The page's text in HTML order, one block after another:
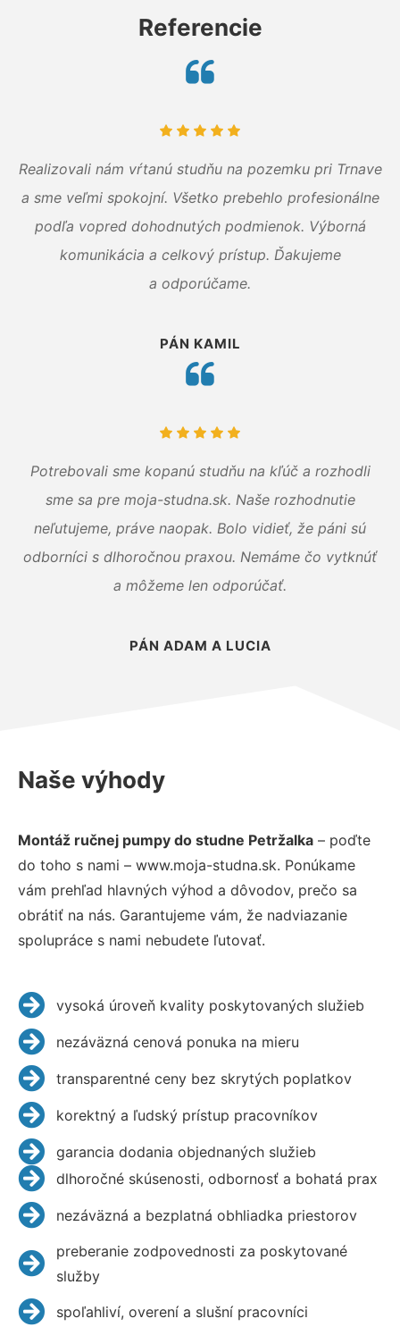
Referencie
Realizovali nám vŕtanú studňu na pozemku pri Trnave
a sme veľmi spokojní. Všetko prebehlo profesionálne
podľa vopred dohodnutých podmienok. Výborná
komunikácia a celkový prístup. Ďakujeme
a odporúčame.
PÁN KAMIL
Potrebovali sme kopanú studňu na kľúč a rozhodli
sme sa pre moja-studna.sk. Naše rozhodnutie
neľutujeme, práve naopak. Bolo vidieť, že páni sú
odborníci s dlhoročnou praxou. Nemáme čo vytknúť
a môžeme len odporúčať.
PÁN ADAM A LUCIA
Naše výhody
Montáž ručnej pumpy do studne Petržalka – poďte
do toho s nami – www.moja-studna.sk. Ponúkame
vám prehľad hlavných výhod a dôvodov, prečo sa
obrátiť na nás. Garantujeme vám, že nadviazanie
spolupráce s nami nebudete ľutovať.
vysoká úroveň kvality poskytovaných služieb
nezáväzná cenová ponuka na mieru
transparentné ceny bez skrytých poplatkov
korektný a ľudský prístup pracovníkov
garancia dodania objednaných služieb
dlhoročné skúsenosti, odbornosť a bohatá prax
nezáväzná a bezplatná obhliadka priestorov
preberanie zodpovednosti za poskytované
služby
spoľahliví, overení a slušní pracovníci